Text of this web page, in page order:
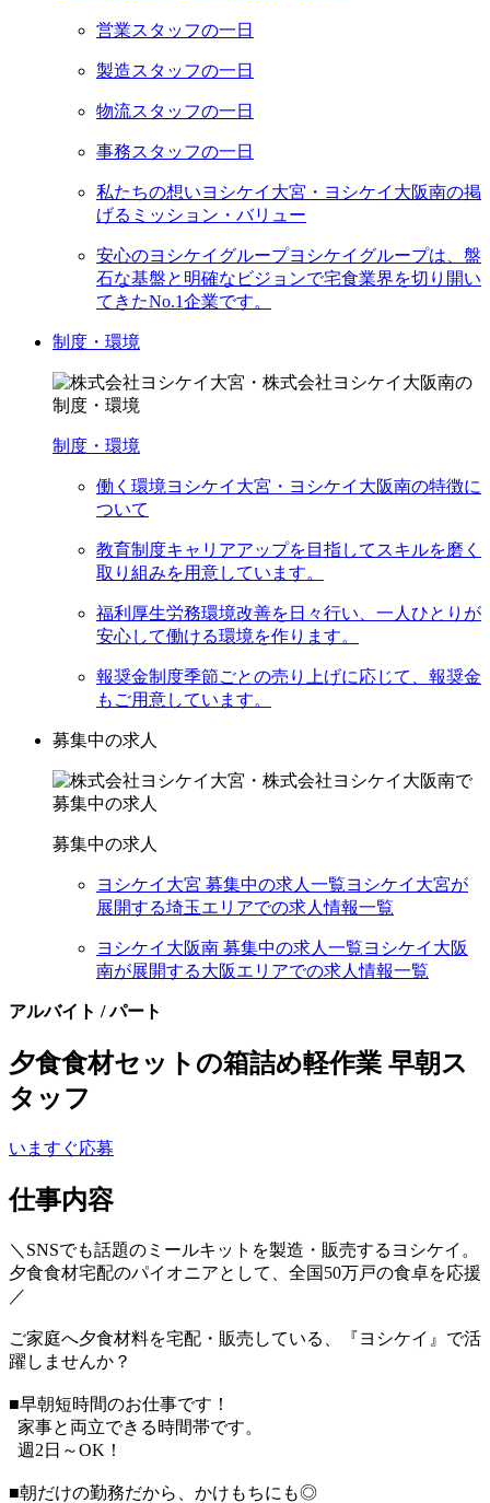
営業スタッフの一日
製造スタッフの一日
物流スタッフの一日
事務スタッフの一日
私たちの想いヨシケイ大宮・ヨシケイ大阪南の掲
げるミッション・バリュー
安心のヨシケイグループヨシケイグループは、盤
石な基盤と明確なビジョンで宅食業界を切り開い
てきたNo.1企業です。
制度・環境
制度・環境
働く環境ヨシケイ大宮・ヨシケイ大阪南の特徴に
ついて
教育制度キャリアアップを目指してスキルを磨く
取り組みを用意しています。
福利厚生労務環境改善を日々行い、一人ひとりが
安心して働ける環境を作ります。
報奨金制度季節ごとの売り上げに応じて、報奨金
もご用意しています。
募集中の求人
募集中の求人
ヨシケイ大宮 募集中の求人一覧ヨシケイ大宮が
展開する埼玉エリアでの求人情報一覧
ヨシケイ大阪南 募集中の求人一覧ヨシケイ大阪
南が展開する大阪エリアでの求人情報一覧
アルバイト / パート
夕食食材セットの箱詰め軽作業 早朝ス
タッフ
いますぐ応募
仕事内容
＼SNSでも話題のミールキットを製造・販売するヨシケイ。
夕食食材宅配のパイオニアとして、全国50万戸の食卓を応援
／
ご家庭へ夕食材料を宅配・販売している、『ヨシケイ』で活
躍しませんか？
■早朝短時間のお仕事です！
家事と両立できる時間帯です。
週2日～OK！
■朝だけの勤務だから、かけもちにも◎